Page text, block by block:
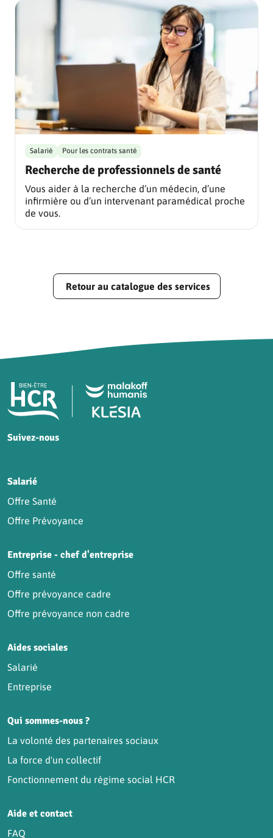
Recherche de professionnels de santé
Salarié Pour les contrats santé
Vous aider à la recherche d’un médecin, d’une
infirmière ou d’un intervenant paramédical proche
de vous.
Retour au catalogue des services
Pied de page HCR Bien-Être
Suivez-nous
Salarié
Offre Santé
Offre Prévoyance
Entreprise - chef d'entreprise
Offre santé
Offre prévoyance cadre
Offre prévoyance non cadre
Aides sociales
Salarié
Entreprise
Qui sommes-nous ?
La volonté des partenaires sociaux
La force d'un collectif
Fonctionnement du régime social HCR
Aide et contact
FAQ